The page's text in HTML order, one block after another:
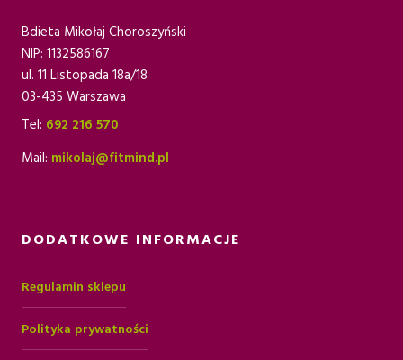
Bdieta Mikołaj Choroszyński
NIP: 1132586167
ul. 11 Listopada 18a/18
03-435 Warszawa
Tel: 692 216 570
Mail: mikolaj@fitmind.pl
DODATKOWE INFORMACJE
Regulamin sklepu
Polityka prywatności